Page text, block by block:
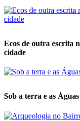
Ecos de outra escrita
cidade
Sob a terra e as Águas